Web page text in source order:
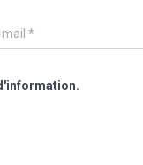
mail*